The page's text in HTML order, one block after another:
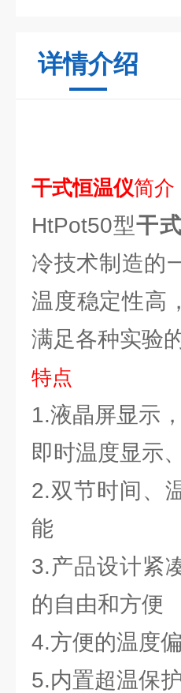
详情介绍
干式恒温仪简介
HtPot50型干
冷技术制造的
温度稳定性高
满足各种实验
特点
1.液晶屏显示
即时温度显示
2.双节时间、
能
3.产品设计紧
的自由和方便
4.方便的温度
5.内置超温保